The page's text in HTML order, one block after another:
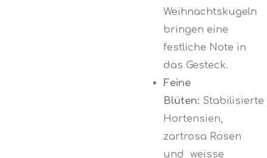
Weihnachtskugeln
bringen eine
festliche Note in
das Gesteck.
Feine
Blüten: Stabilisierte
Hortensien,
zartrosa Rosen
und weisse